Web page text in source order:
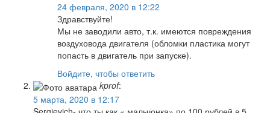
24 февраля, 2020 в 12:22
Здравствуйте!
Мы не заводили авто, т.к. имеются повреждения
воздуховода двигателя (обломки пластика могут
попасть в двигатель при запуске).
Войдите, чтобы ответить
kprof:
5 марта, 2020 в 12:17